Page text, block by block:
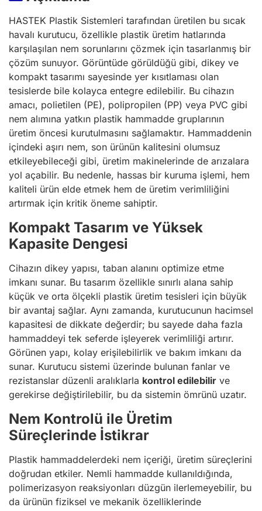
HASTEK Plastik Sistemleri tarafından üretilen bu sıcak
havalı kurutucu, özellikle plastik üretim hatlarında
karşılaşılan nem sorunlarını çözmek için tasarlanmış bir
çözüm sunuyor. Görüntüde görüldüğü gibi, dikey ve
kompakt tasarımı sayesinde yer kısıtlaması olan
tesislerde bile kolayca entegre edilebilir. Bu cihazın
amacı, polietilen (PE), polipropilen (PP) veya PVC gibi
nem alımına yatkın plastik hammadde gruplarının
üretim öncesi kurutulmasını sağlamaktır. Hammaddenin
içindeki aşırı nem, son ürünün kalitesini olumsuz
etkileyebileceği gibi, üretim makinelerinde de arızalara
yol açabilir. Bu nedenle, hassas bir kuruma işlemi, hem
kaliteli ürün elde etmek hem de üretim verimliliğini
artırmak için kritik öneme sahiptir.
Kompakt Tasarım ve Yüksek
Kapasite Dengesi
Cihazın dikey yapısı, taban alanını optimize etme
imkanı sunar. Bu tasarım özellikle sınırlı alana sahip
küçük ve orta ölçekli plastik üretim tesisleri için büyük
bir avantaj sağlar. Aynı zamanda, kurutucunun hacimsel
kapasitesi de dikkate değerdir; bu sayede daha fazla
hammaddeyi tek seferde işleyerek verimliliği artırır.
Görünen yapı, kolay erişilebilirlik ve bakım imkanı da
sunar. Kurutucu sistemi üzerinde bulunan fanlar ve
rezistanslar düzenli aralıklarla kontrol edilebilir ve
gerekirse değiştirilebilir, bu da sistemin ömrünü uzatır.
Nem Kontrolü ile Üretim
Süreçlerinde İstikrar
Plastik hammaddelerdeki nem içeriği, üretim süreçlerini
doğrudan etkiler. Nemli hammadde kullanıldığında,
polimerizasyon reaksiyonları düzgün ilerlemeyebilir, bu
da ürünün fiziksel ve mekanik özelliklerinde